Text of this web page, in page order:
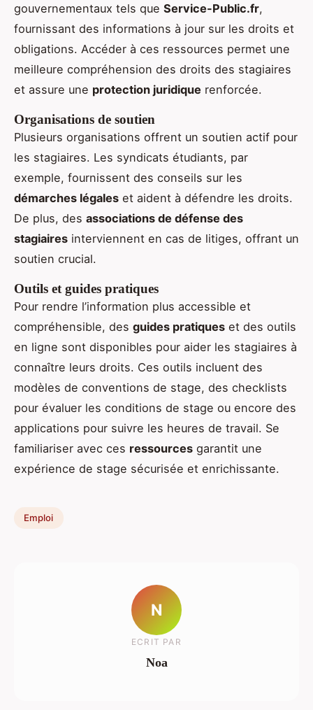
gouvernementaux tels que Service-Public.fr,
fournissant des informations à jour sur les droits et
obligations. Accéder à ces ressources permet une
meilleure compréhension des droits des stagiaires
et assure une protection juridique renforcée.
Organisations de soutien
Plusieurs organisations offrent un soutien actif pour
les stagiaires. Les syndicats étudiants, par
exemple, fournissent des conseils sur les
démarches légales et aident à défendre les droits.
De plus, des associations de défense des
stagiaires interviennent en cas de litiges, offrant un
soutien crucial.
Outils et guides pratiques
Pour rendre l’information plus accessible et
compréhensible, des guides pratiques et des outils
en ligne sont disponibles pour aider les stagiaires à
connaître leurs droits. Ces outils incluent des
modèles de conventions de stage, des checklists
pour évaluer les conditions de stage ou encore des
applications pour suivre les heures de travail. Se
familiariser avec ces ressources garantit une
expérience de stage sécurisée et enrichissante.
Emploi
N
ECRIT PAR
Noa